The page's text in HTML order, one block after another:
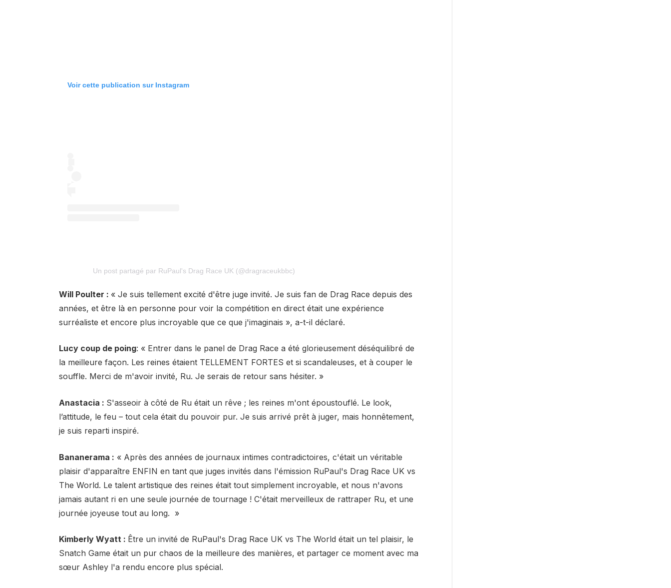
Voir cette publication sur Instagram
Un post partagé par RuPaul's Drag Race UK (@dragraceukbbc)
Will Poulter : « Je suis tellement excité d'être juge invité. Je suis fan de Drag Race depuis des
années, et être là en personne pour voir la compétition en direct était une expérience
surréaliste et encore plus incroyable que ce que j'imaginais », a-t-il déclaré.
Lucy coup de poing: « Entrer dans le panel de Drag Race a été glorieusement déséquilibré de
la meilleure façon. Les reines étaient TELLEMENT FORTES et si scandaleuses, et à couper le
souffle. Merci de m'avoir invité, Ru. Je serais de retour sans hésiter. »
Anastacia : S'asseoir à côté de Ru était un rêve ; les reines m'ont époustouflé. Le look,
l’attitude, le feu – tout cela était du pouvoir pur. Je suis arrivé prêt à juger, mais honnêtement,
je suis reparti inspiré.
Bananerama : « Après des années de journaux intimes contradictoires, c'était un véritable
plaisir d'apparaître ENFIN en tant que juges invités dans l'émission RuPaul's Drag Race UK vs
The World. Le talent artistique des reines était tout simplement incroyable, et nous n'avons
jamais autant ri en une seule journée de tournage ! C'était merveilleux de rattraper Ru, et une
journée joyeuse tout au long. »
Kimberly Wyatt : Être un invité de RuPaul's Drag Race UK vs The World était un tel plaisir, le
Snatch Game était un pur chaos de la meilleure des manières, et partager ce moment avec ma
sœur Ashley l'a rendu encore plus spécial.